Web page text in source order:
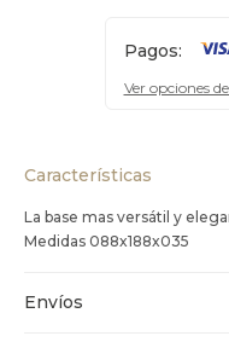
Pagos:
Ver opciones
Características
La base mas versátil y
Medidas 088x188x035
Envíos